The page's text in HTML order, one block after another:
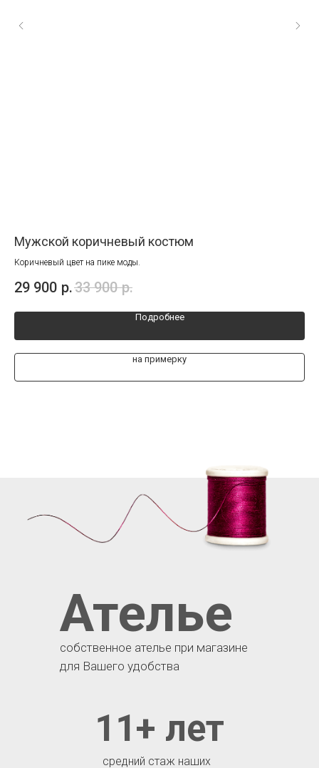
Мужской коричневый костюм
Коричневый цвет на пике моды.
29 900 р.33 900 р.
Подробнее
на примерку
средний стаж наших
11+ лет
Ателье
собственное ателье при магазине
для Вашего удобства